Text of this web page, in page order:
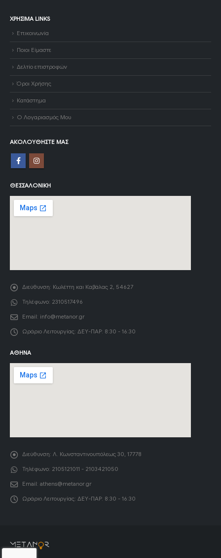
ΧΡΉΣΙΜΑ LINKS
Επικοινωνία
Ποιοι Είμαστε
Δελτίο επιστροφών
Όροι Χρήσης
Κατάστημα
Ο Λογαριασμός Μου
ΑΚΟΛΟΥΘΉΣΤΕ ΜΑΣ
ΘΕΣΣΑΛΟΝΊΚΗ
Διεύθυνση: Κωλέττη και Καβάλας 2, 54627
Τηλέφωνο: 2310517496
Email: info@metanor.gr
Ωράριο Λειτουργίας: ΔΕΥ-ΠΑΡ: 8:30 - 16:30
ΑΘΉΝΑ
Διεύθυνση: Λ. Κωνσταντινουπόλεως 30, 17778
Τηλέφωνο: 2105121011 - 2103421050
Email: athens@metanor.gr
Ωράριο Λειτουργίας: ΔΕΥ-ΠΑΡ: 8:30 - 16:30